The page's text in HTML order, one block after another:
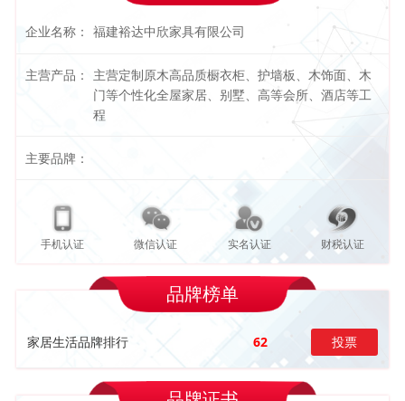
企业名称： 福建裕达中欣家具有限公司
主营产品：
主营定制原木高品质橱衣柜、护墙板、木饰面、木
门等个性化全屋家居、别墅、高等会所、酒店等工
程
主要品牌：
手机认证 微信认证 实名认证 财税认证
品牌榜单
家居生活品牌排行 62 投票